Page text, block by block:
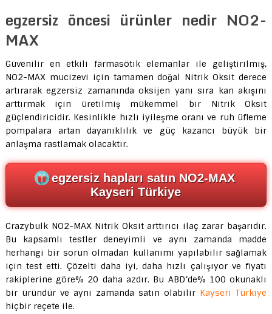
egzersiz öncesi ürünler nedir NO2-
MAX
Güvenilir en etkili farmasötik elemanlar ile geliştirilmiş,
NO2-MAX mucizevi için tamamen doğal Nitrik Oksit derece
artırarak egzersiz zamanında oksijen yanı sıra kan akışını
arttırmak için üretilmiş mükemmel bir Nitrik Oksit
güçlendiricidir. Kesinlikle hızlı iyileşme oranı ve ruh üfleme
pompalara artan dayanıklılık ve güç kazancı büyük bir
anlaşma rastlamak olacaktır.
egzersiz hapları satın NO2-MAX
Kayseri Türkiye
Crazybulk NO2-MAX Nitrik Oksit arttırıcı ilaç zarar başarıdır.
Bu kapsamlı testler deneyimli ve aynı zamanda madde
herhangi bir sorun olmadan kullanımı yapılabilir sağlamak
için test etti. Çözelti daha iyi, daha hızlı çalışıyor ve fiyatı
rakiplerine göre% 20 daha azdır. Bu ABD’de% 100 okunaklı
bir üründür ve aynı zamanda satın olabilir Kayseri Türkiye
hiçbir reçete ile.